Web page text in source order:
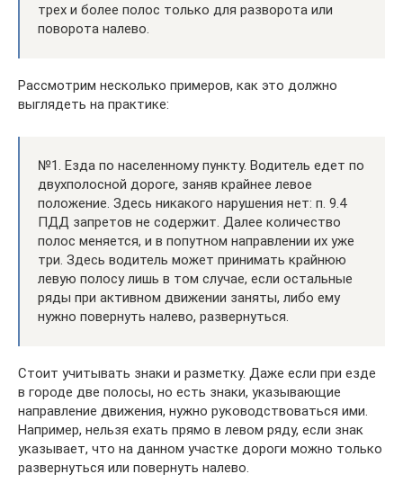
трех и более полос только для разворота или
поворота налево.
Рассмотрим несколько примеров, как это должно
выглядеть на практике:
№1. Езда по населенному пункту. Водитель едет по
двухполосной дороге, заняв крайнее левое
положение. Здесь никакого нарушения нет: п. 9.4
ПДД запретов не содержит. Далее количество
полос меняется, и в попутном направлении их уже
три. Здесь водитель может принимать крайнюю
левую полосу лишь в том случае, если остальные
ряды при активном движении заняты, либо ему
нужно повернуть налево, развернуться.
Стоит учитывать знаки и разметку. Даже если при езде
в городе две полосы, но есть знаки, указывающие
направление движения, нужно руководствоваться ими.
Например, нельзя ехать прямо в левом ряду, если знак
указывает, что на данном участке дороги можно только
развернуться или повернуть налево.